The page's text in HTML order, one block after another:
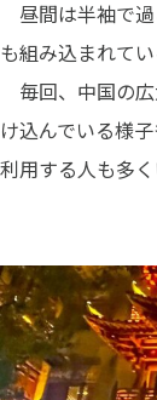
昼間は半袖で
も組み込まれて
毎回、中国の
け込んでいる様
利用する人も多